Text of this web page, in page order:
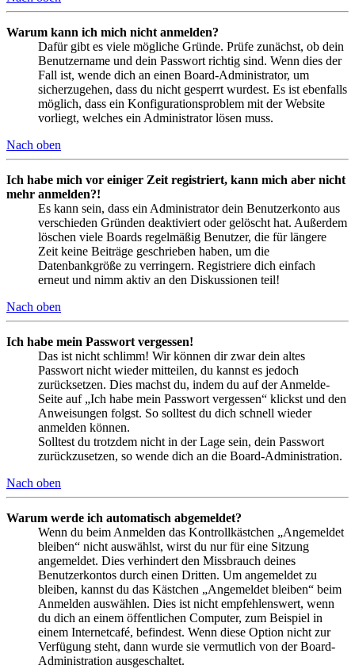
Warum kann ich mich nicht anmelden?
Dafür gibt es viele mögliche Gründe. Prüfe zunächst, ob dein
Benutzername und dein Passwort richtig sind. Wenn dies der
Fall ist, wende dich an einen Board-Administrator, um
sicherzugehen, dass du nicht gesperrt wurdest. Es ist ebenfalls
möglich, dass ein Konfigurationsproblem mit der Website
vorliegt, welches ein Administrator lösen muss.
Nach oben
Ich habe mich vor einiger Zeit registriert, kann mich aber nicht
mehr anmelden?!
Es kann sein, dass ein Administrator dein Benutzerkonto aus
verschieden Gründen deaktiviert oder gelöscht hat. Außerdem
löschen viele Boards regelmäßig Benutzer, die für längere
Zeit keine Beiträge geschrieben haben, um die
Datenbankgröße zu verringern. Registriere dich einfach
erneut und nimm aktiv an den Diskussionen teil!
Nach oben
Ich habe mein Passwort vergessen!
Das ist nicht schlimm! Wir können dir zwar dein altes
Passwort nicht wieder mitteilen, du kannst es jedoch
zurücksetzen. Dies machst du, indem du auf der Anmelde-
Seite auf „Ich habe mein Passwort vergessen“ klickst und den
Anweisungen folgst. So solltest du dich schnell wieder
anmelden können.
Solltest du trotzdem nicht in der Lage sein, dein Passwort
zurückzusetzen, so wende dich an die Board-Administration.
Nach oben
Warum werde ich automatisch abgemeldet?
Wenn du beim Anmelden das Kontrollkästchen „Angemeldet
bleiben“ nicht auswählst, wirst du nur für eine Sitzung
angemeldet. Dies verhindert den Missbrauch deines
Benutzerkontos durch einen Dritten. Um angemeldet zu
bleiben, kannst du das Kästchen „Angemeldet bleiben“ beim
Anmelden auswählen. Dies ist nicht empfehlenswert, wenn
du dich an einem öffentlichen Computer, zum Beispiel in
einem Internetcafé, befindest. Wenn diese Option nicht zur
Verfügung steht, dann wurde sie vermutlich von der Board-
Administration ausgeschaltet.